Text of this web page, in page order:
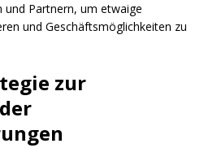
Partnern, um etwaige
und Geschäftsmöglichkeiten zu
zur